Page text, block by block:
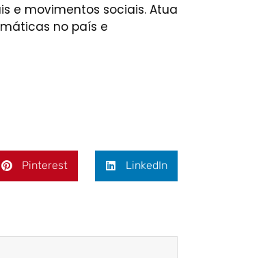
e movimentos sociais. Atua
no país e
Pinterest LinkedIn